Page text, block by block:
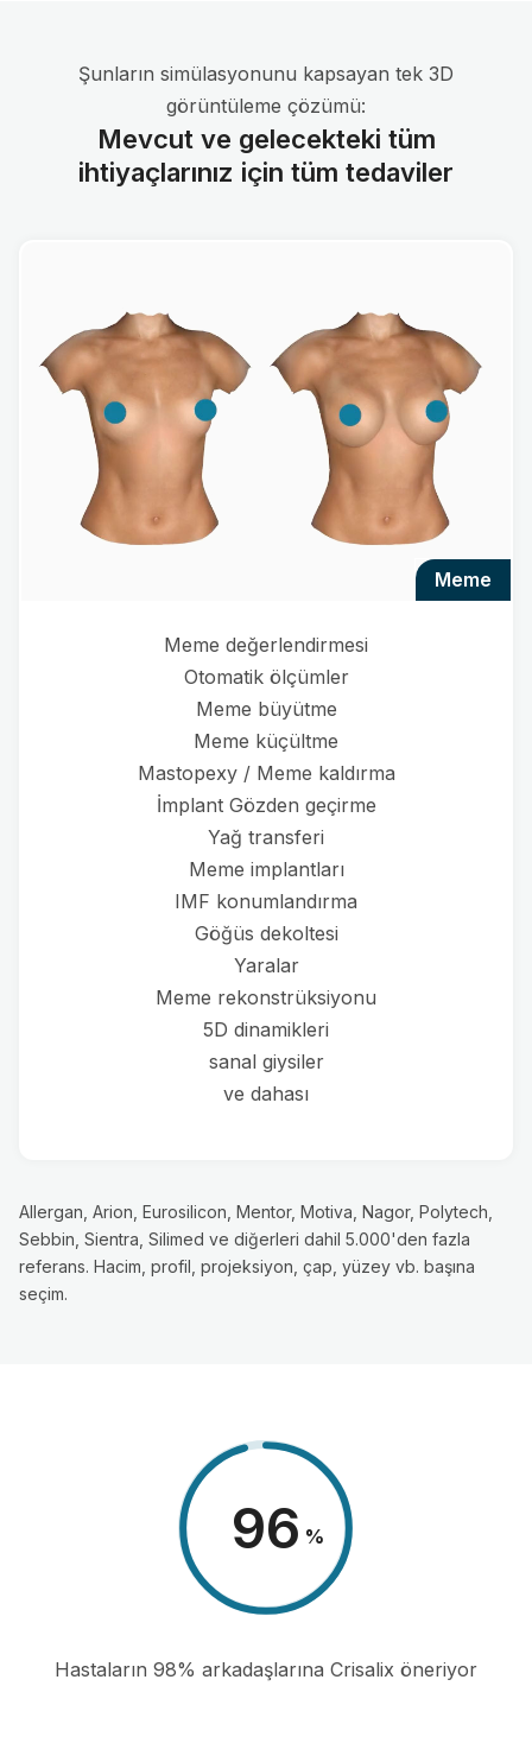
Şunların simülasyonunu kapsayan tek 3D
görüntüleme çözümü:
Mevcut ve gelecekteki tüm
ihtiyaçlarınız için tüm tedaviler
meme
Meme değerlendirmesi
Otomatik ölçümler
Meme büyütme
Meme küçültme
Mastopexy / Meme kaldırma
İmplant Gözden geçirme
Yağ transferi
Meme implantları
IMF konumlandırma
Göğüs dekoltesi
Yaralar
Meme rekonstrüksiyonu
5D dinamikleri
sanal giysiler
ve dahası
Allergan, Arion, Eurosilicon, Mentor, Motiva, Nagor, Polytech,
Sebbin, Sientra, Silimed ve diğerleri dahil 5.000'den fazla
referans. Hacim, profil, projeksiyon, çap, yüzey vb. başına
seçim.
98 %
Hastaların 98% arkadaşlarına Crisalix öneriyor